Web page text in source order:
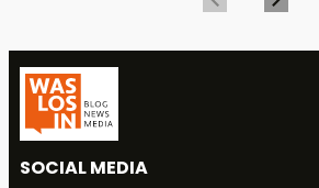
SOCIAL MEDIA